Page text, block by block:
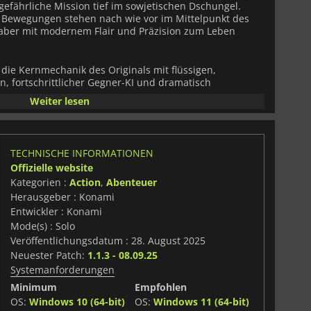
Mission tief im sowjetischen Dschungel.
stehen nach wie vor im Mittelpunkt des
mit modernem Flair und Präzision zum Leben
Kernmechanik des Originals mit flüssigen,
fortschrittlicher Gegner-KI und dramatisch
in die Schatten ein, passe dich dynamischen
die Deckung der Umgebung auf intelligentere,
mit verbessertem Tempo und neuen Ergebnissen
Das Spiel eignet sich perfekt für wiederholtes
Strategien.
Snakes Mission, einen gefangenen Wissenschaftler
Anführer namens „The Boss“ zu stellen, bekommt
Hintergrundgeschichten, vielschichtige
Wendungen in der Handlung erkunden
und Opferbereitschaft so tiefgründig wie nie zuvor
filmische Geschichte, die noch lange nach dem letzten
Authentizität. Üppiges Dschungelgrün, fleckiges
und lebensechte Animationen kommen in 4K HDR
und PC zusammen. Raytracing-Beleuchtung bereichert
Weiter lesen
TECHNISCHE INFORMATIONEN
Offizielle website
Kategorien : Action, Abenteuer
Herausgeber : Konami
Entwickler : Konami
Mode(s) : Solo
Veröffentlichungsdatum : 28. August 2025
Neuester Patch: 1.1.3 - 08.09.25
Systemanforderungen
Minimum
OS: Windows 10 (64-bit)
Empfohlen
OS:Windows 11 (64-bit)